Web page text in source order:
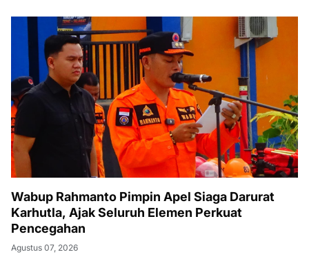
Wabup Rahmanto Pimpin Apel Siaga Darurat
Karhutla, Ajak Seluruh Elemen Perkuat
Pencegahan
Agustus 07, 2026